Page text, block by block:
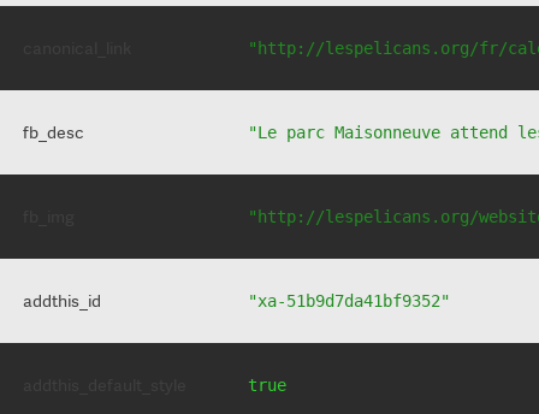
"http://lespelicans.org/fr/
fb_desc "Le parc Maisonneuve attend
"http://lespelicans.org/
addthis_id "xa-51b9d7da41bf9352"
true